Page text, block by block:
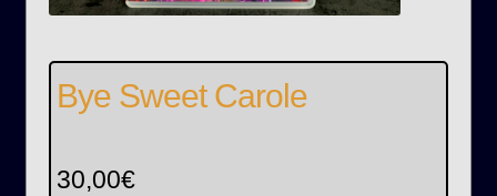
Bye Sweet Carole
30,00€